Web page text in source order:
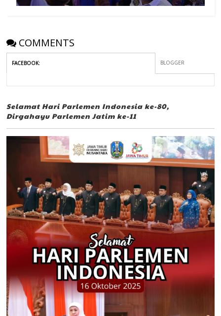
COMMENTS
FACEBOOK: BLOGGER
Selamat Hari Parlemen Indonesia ke-80,
Dirgahayu Parlemen Jatim ke-11